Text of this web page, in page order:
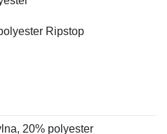
Ripstop
20% polyester